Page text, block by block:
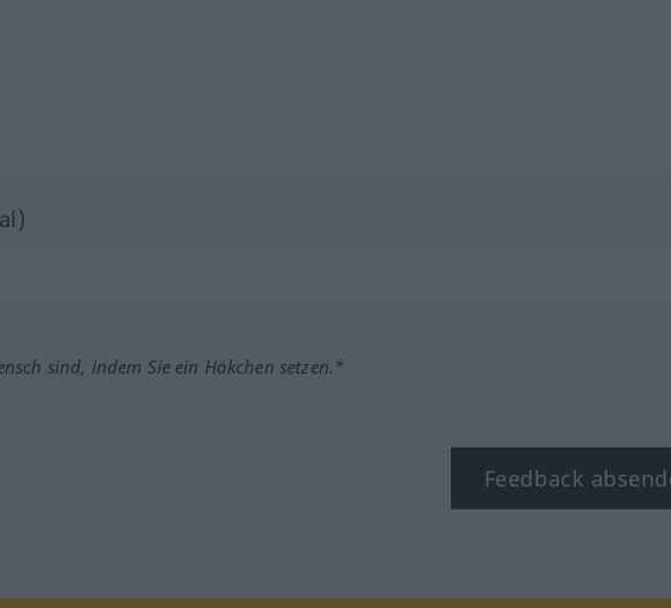
sind, indem Sie ein Häkchen setzen.*
Feedback